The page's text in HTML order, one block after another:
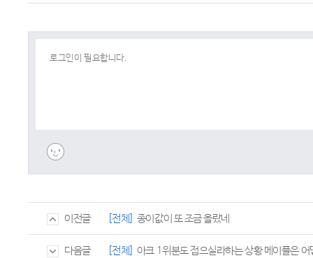
이전글 [전체] 종이값이 또 조금 올랐네
다음글 [전체] 아크 1위분도 접으실라하는 상황 메이플은